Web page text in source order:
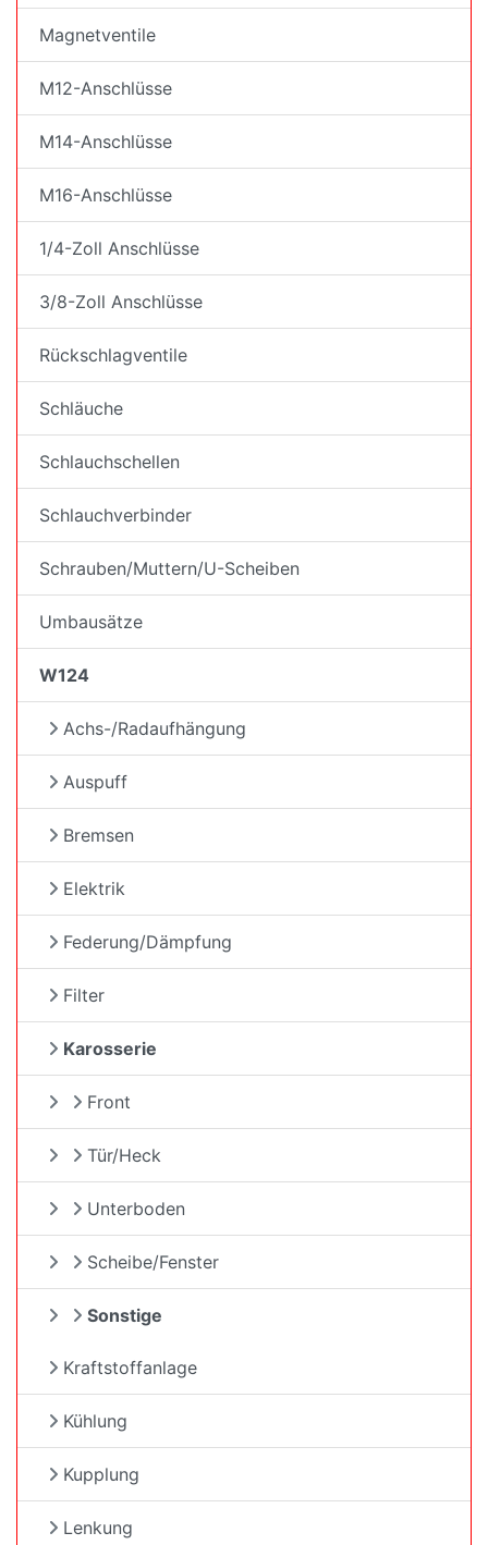
Magnetventile
M12-Anschlüsse
M14-Anschlüsse
M16-Anschlüsse
1/4-Zoll Anschlüsse
3/8-Zoll Anschlüsse
Rückschlagventile
Schläuche
Schlauchschellen
Schlauchverbinder
Schrauben/Muttern/U-Scheiben
Umbausätze
W124
Achs-/Radaufhängung
Auspuff
Bremsen
Elektrik
Federung/Dämpfung
Filter
Karosserie
Front
Tür/Heck
Unterboden
Scheibe/Fenster
Sonstige
Kraftstoffanlage
Kühlung
Kupplung
Lenkung